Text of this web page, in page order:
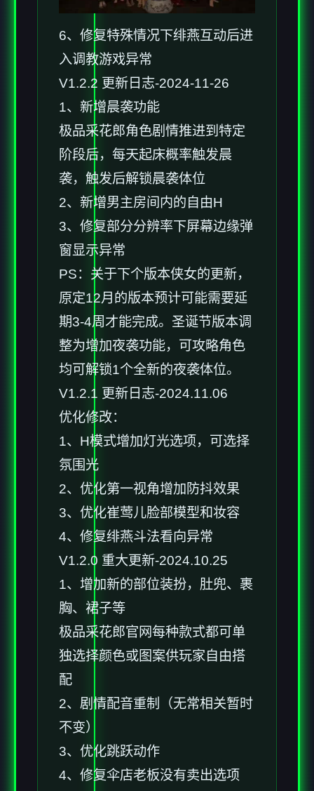
6、修复特殊情况下绯燕互动后进
入调教游戏异常
V1.2.2 更新日志-2024-11-26
1、新增晨袭功能
极品采花郎角色剧情推进到特定
阶段后，每天起床概率触发晨
袭，触发后解锁晨袭体位
2、新增男主房间内的自由H
3、修复部分分辨率下屏幕边缘弹
窗显示异常
PS：关于下个版本侠女的更新，
原定12月的版本预计可能需要延
期3-4周才能完成。圣诞节版本调
整为增加夜袭功能，可攻略角色
均可解锁1个全新的夜袭体位。
V1.2.1 更新日志-2024.11.06
优化修改：
1、H模式增加灯光选项，可选择
氛围光
2、优化第一视角增加防抖效果
3、优化崔莺儿脸部模型和妆容
4、修复绯燕斗法看向异常
V1.2.0 重大更新-2024.10.25
1、增加新的部位装扮，肚兜、裹
胸、裙子等
极品采花郎官网每种款式都可单
独选择颜色或图案供玩家自由搭
配
2、剧情配音重制（无常相关暂时
不变）
3、优化跳跃动作
4、修复伞店老板没有卖出选项